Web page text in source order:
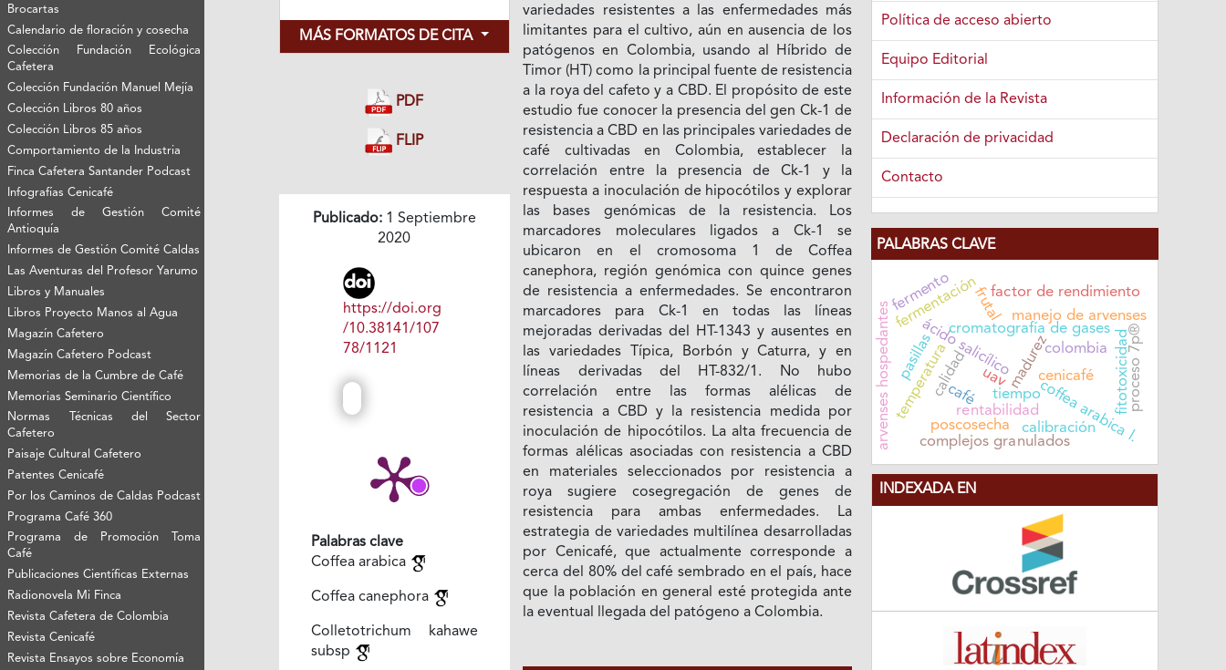
Brocartas
Calendario de floración y cosecha
Colección Fundación Ecológica
Cafetera
Colección Fundación Manuel Mejía
Colección Libros 80 años
Colección Libros 85 años
Comportamiento de la Industria
Finca Cafetera Santander Podcast
Infografías Cenicafé
Informes de Gestión Comité
Antioquía
Informes de Gestión Comité Caldas
Las Aventuras del Profesor Yarumo
Libros y Manuales
Libros Proyecto Manos al Agua
Magazín Cafetero
Magazín Cafetero Podcast
Memorias de la Cumbre de Café
Memorias Seminario Científico
Normas Técnicas del Sector
Cafetero
Paisaje Cultural Cafetero
Patentes Cenicafé
Por los Caminos de Caldas Podcast
Programa Café 360
Programa de Promoción Toma
Café
Publicaciones Científicas Externas
Radionovela Mi Finca
Revista Cafetera de Colombia
Revista Cenicafé
Revista Ensayos sobre Economía
MÁS FORMATOS DE CITA
PDF
FLIP
Publicado:1 Septiembre
2020
https://doi.org
/10.38141/107
78/1121
Palabras clave
Coffea arabica
Coffea canephora
Colletotrichum kahawe
subsp
variedades resistentes a las enfermedades más
limitantes para el cultivo, aún en ausencia de los
patógenos en Colombia, usando al Híbrido de
Timor (HT) como la principal fuente de resistencia
a la roya del cafeto y a CBD. El propósito de este
estudio fue conocer la presencia del gen Ck-1 de
resistencia a CBD en las principales variedades de
café cultivadas en Colombia, establecer la
correlación entre la presencia de Ck-1 y la
respuesta a inoculación de hipocótilos y explorar
las bases genómicas de la resistencia. Los
marcadores moleculares ligados a Ck-1 se
ubicaron en el cromosoma 1 de Coffea
canephora, región genómica con quince genes
de resistencia a enfermedades. Se encontraron
marcadores para Ck-1 en todas las líneas
mejoradas derivadas del HT-1343 y ausentes en
las variedades Típica, Borbón y Caturra, y en
líneas derivadas del HT-832/1. No hubo
correlación entre las formas alélicas de
resistencia a CBD y la resistencia medida por
inoculación de hipocótilos. La alta frecuencia de
formas alélicas asociadas con resistencia a CBD
en materiales seleccionados por resistencia a
roya sugiere cosegregación de genes de
resistencia para ambas enfermedades. La
estrategia de variedades multilínea desarrolladas
por Cenicafé, que actualmente corresponde a
cerca del 80% del café sembrado en el país, hace
que la población en general esté protegida ante
la eventual llegada del patógeno a Colombia.
Política de acceso abierto
Equipo Editorial
Información de la Revista
Declaración de privacidad
Contacto
PALABRAS CLAVE
ácido salicílico
café
cenicafé
cromatografía de gases
frutal
madurez
calidad
fermentación
fermento
tiempo
temperatura coffea arabica l.
manejo de arvenses
fitotoxicidad
colombia
arvenses hospedantes rentabilidad proceso 7p®
pasillas
calibración
factor de rendimiento
poscosecha
complejos granulados
uav
INDEXADA EN